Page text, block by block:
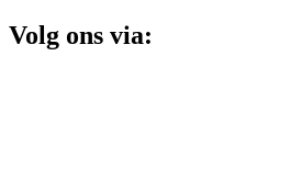
Volg ons via: